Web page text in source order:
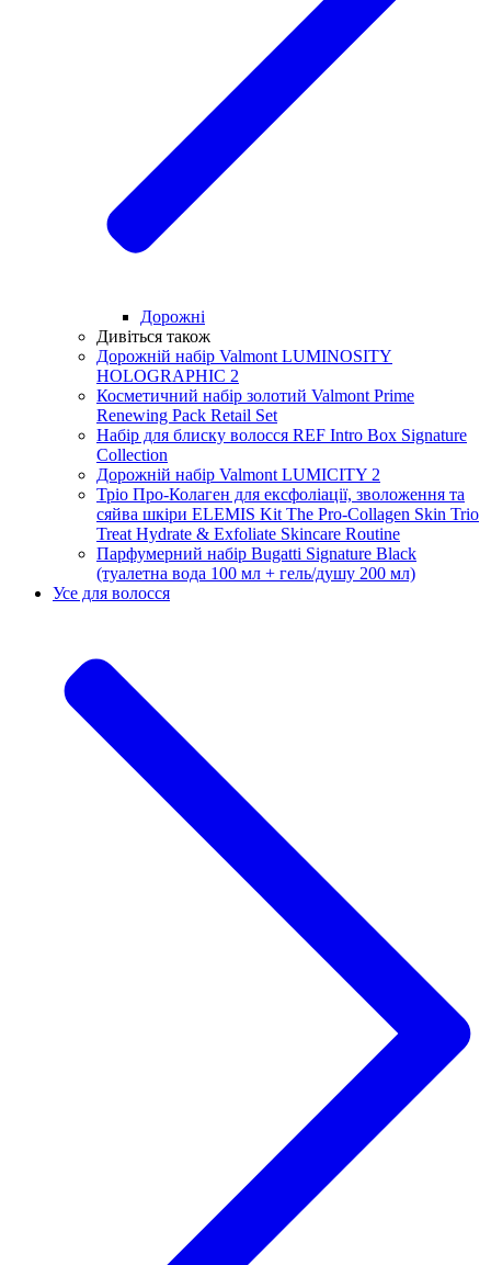
Дорожні
Дивіться також
Дорожній набір Valmont LUMINOSITY
HOLOGRAPHIC 2
Косметичний набір золотий Valmont Prime
Renewing Pack Retail Set
Набір для блиску волосся REF Intro Box Signature
Collection
Дорожній набір Valmont LUMICITY 2
Тріо Про-Колаген для ексфоліації, зволоження та
сяйва шкіри ELEMIS Kit The Pro-Collagen Skin Trio
Treat Hydrate & Exfoliate Skincare Routine
Парфумерний набір Bugatti Signature Black
(туалетна вода 100 мл + гель/душу 200 мл)
Усе для волосся